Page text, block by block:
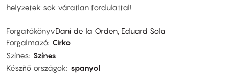
helyzetek sok váratlan fordulattal!
ForgatókönyvDani de la Orden, Eduard Sola
Forgalmazó Cirko
Színes Színes
Készítő országok
spanyol